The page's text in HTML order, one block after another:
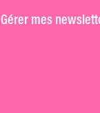
Gérer mes